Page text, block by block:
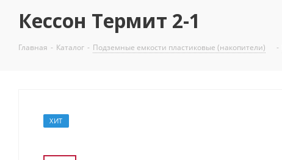
Кессон Термит 2-1
Главная - Каталог - Подземные емкости пластиковые (накопители) -
ХИТ